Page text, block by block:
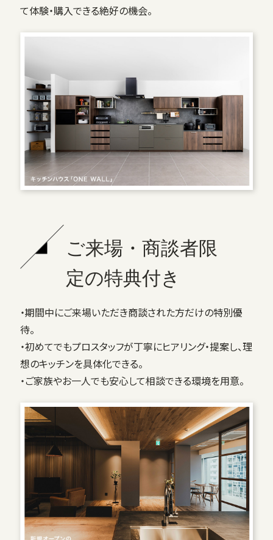
て体験・購入できる絶好の機会。
ご来場・商談者限
定の特典付き
・期間中にご来場いただき商談された方だけの特別優
待。
・初めてでもプロスタッフが丁寧にヒアリング・提案し、理
想のキッチンを具体化できる。
・ご家族やお一人でも安心して相談できる環境を用意。